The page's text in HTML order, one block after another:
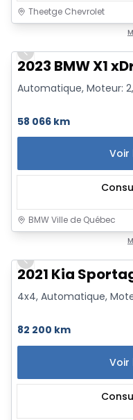
Theetge Chevrolet
Previous slide
2023 BMW X1
Automatique, Moteur:
58 066 km
Voir
BMW Ville de Québec
Previous slide
2021 Kia
4x4, Automatique,
82 200 km
Voir